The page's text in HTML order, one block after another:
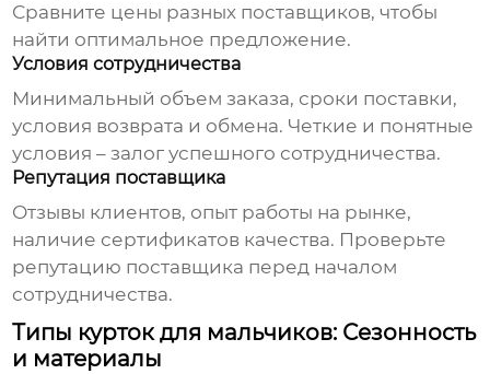
Сравните цены разных поставщиков, чтобы
найти оптимальное предложение.
Условия сотрудничества
Минимальный объем заказа, сроки поставки,
условия возврата и обмена. Четкие и понятные
условия – залог успешного сотрудничества.
Репутация поставщика
Отзывы клиентов, опыт работы на рынке,
наличие сертификатов качества. Проверьте
репутацию поставщика перед началом
сотрудничества.
Типы курток для мальчиков: Сезонность
и материалы